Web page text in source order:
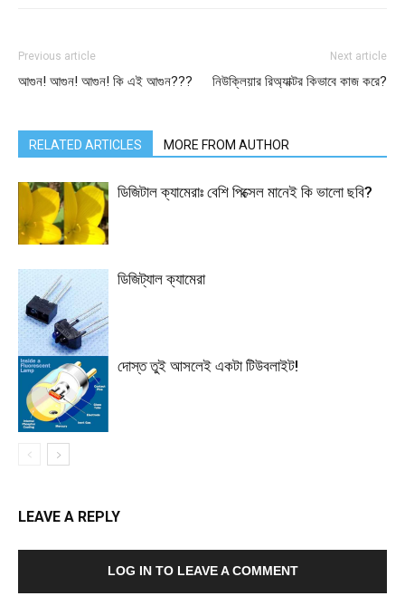
Previous article
আগুন! আগুন! আগুন! কি এই আগুন???
Next article
নিউক্লিয়ার রিঅ্যাক্টর কিভাবে কাজ করে?
RELATED ARTICLES MORE FROM AUTHOR
ডিজিটাল ক্যামেরাঃ বেশি পিক্সেল মানেই কি ভালো ছবি?
ডিজিট্যাল ক্যামেরা
দোস্ত তুই আসলেই একটা টিউবলাইট!
LEAVE A REPLY
LOG IN TO LEAVE A COMMENT